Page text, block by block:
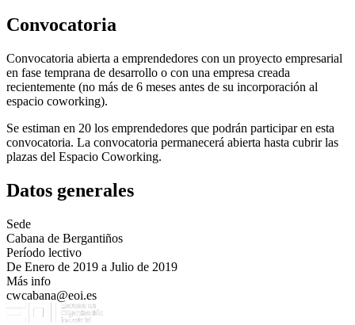
Convocatoria
Convocatoria abierta a emprendedores con un proyecto empresarial
en fase temprana de desarrollo o con una empresa creada
recientemente (no más de 6 meses antes de su incorporación al
espacio coworking).
Se estiman en 20 los emprendedores que podrán participar en esta
convocatoria. La convocatoria permanecerá abierta hasta cubrir las
plazas del Espacio Coworking.
Datos generales
Sede
Cabana de Bergantiños
Período lectivo
De Enero de 2019 a Julio de 2019
Más info
cwcabana@eoi.es